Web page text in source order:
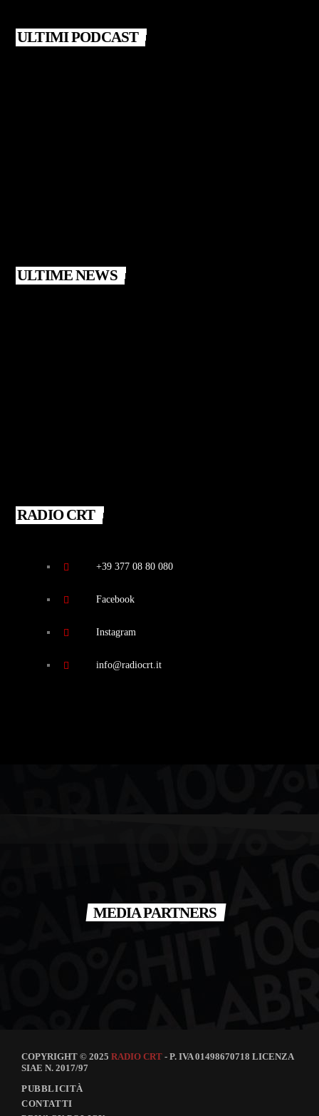
ULTIMI PODCAST
ULTIME NEWS
RADIO CRT
+39 377 08 80 080
Facebook
Instagram
info@radiocrt.it
MEDIA PARTNERS
COPYRIGHT © 2025 RADIO CRT - P. IVA 01498670718 LICENZA
SIAE N. 2017/97
PUBBLICITÀ
CONTATTI